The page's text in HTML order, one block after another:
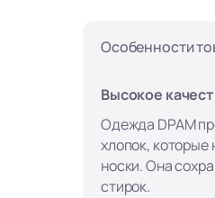
Особенности
Высокое
Одежда DPAM
хлопок,
носки. Она
стирок.